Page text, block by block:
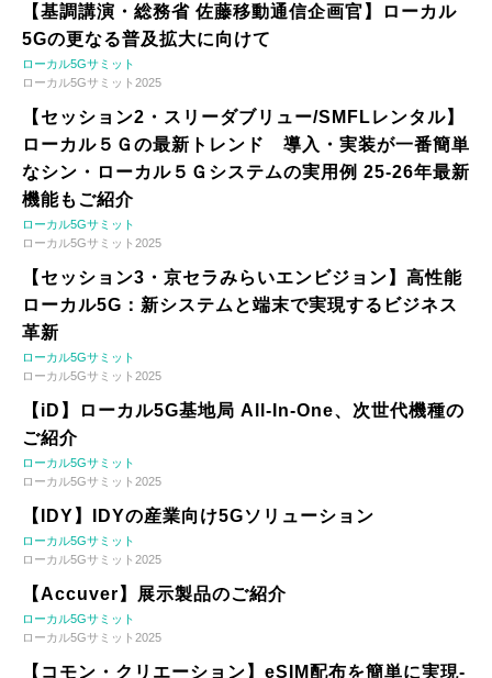
【基調講演・総務省 佐藤移動通信企画官】ローカル
5Gの更なる普及拡大に向けて
ローカル5Gサミット
ローカル5Gサミット2025
【セッション2・スリーダブリュー/SMFLレンタル】
ローカル５Ｇの最新トレンド 導入・実装が一番簡単
なシン・ローカル５Ｇシステムの実用例 25-26年最新
機能もご紹介
ローカル5Gサミット
ローカル5Gサミット2025
【セッション3・京セラみらいエンビジョン】高性能
ローカル5G：新システムと端末で実現するビジネス
革新
ローカル5Gサミット
ローカル5Gサミット2025
【iD】ローカル5G基地局 All-In-One、次世代機種の
ご紹介
ローカル5Gサミット
ローカル5Gサミット2025
【IDY】IDYの産業向け5Gソリューション
ローカル5Gサミット
ローカル5Gサミット2025
【Accuver】展示製品のご紹介
ローカル5Gサミット
ローカル5Gサミット2025
【コモン・クリエーション】eSIM配布を簡単に実現-